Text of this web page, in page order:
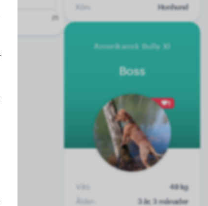
Kön:
Honhund
Amerikansk Bully Xl
Boss
1
Vikt:
48 kg
Ålder:
3 år, 3 månader